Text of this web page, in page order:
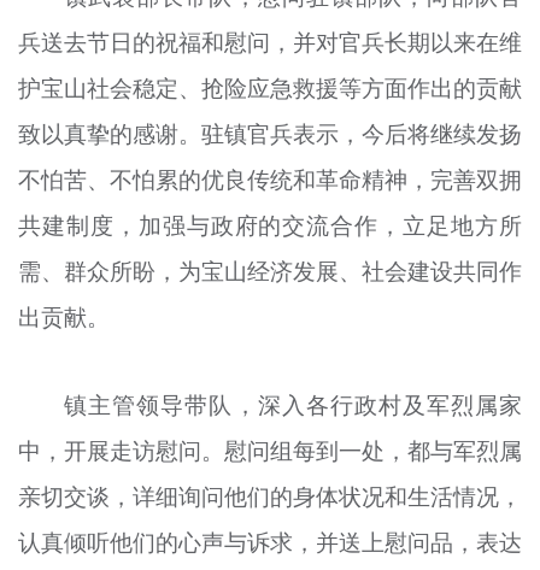
文明评论
北京宣传文化引导基金
宣传思想文化人才
专题
资料库
+
兵送去节日的祝福和慰问，并对官兵长期以来在维
护宝山社会稳定、抢险应急救援等方面作出的贡献
致以真挚的感谢。驻镇官兵表示，今后将继续发扬
不怕苦、不怕累的优良传统和革命精神，完善双拥
共建制度，加强与政府的交流合作，立足地方所
需、群众所盼，为宝山经济发展、社会建设共同作
出贡献。
镇主管领导带队，深入各行政村及军烈属家
中，开展走访慰问。慰问组每到一处，都与军烈属
亲切交谈，详细询问他们的身体状况和生活情况，
认真倾听他们的心声与诉求，并送上慰问品，表达